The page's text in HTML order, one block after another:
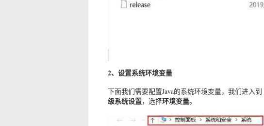
2、设置系统环境变量
下面我们需要配置Java的系统环境变量，我们进入到
级系统设置，选择环境变量。